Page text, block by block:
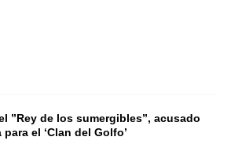
”Rey de los sumergibles”, acusado
el ‘Clan del Golfo’